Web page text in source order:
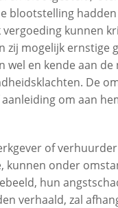
blootstelling
kunnen
zij mogelijk ernstige
wel en kende aan
De
om aan
of
kunnen onder
hun
verhaald, zal